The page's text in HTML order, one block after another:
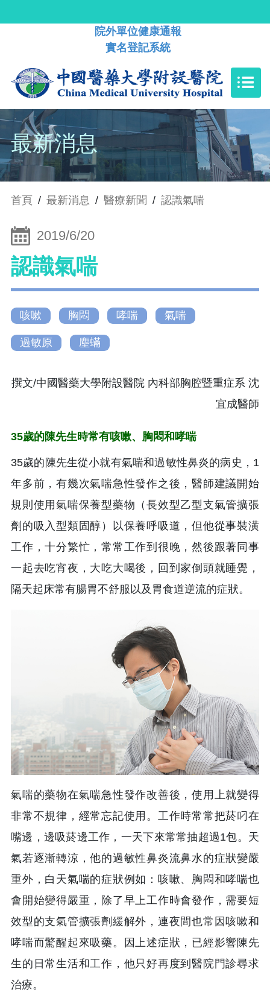
院外單位健康通報
實名登記系統
最新消息
首頁 / 最新消息 / 醫療新聞 / 認識氣喘
2019/6/20
認識氣喘
咳嗽 胸悶 哮喘 氣喘
過敏原 塵蟎
撰文/中國醫藥大學附設醫院 內科部胸腔暨重症系 沈
宜成醫師
35歲的陳先生時常有咳嗽、胸悶和哮喘
35歲的陳先生從小就有氣喘和過敏性鼻炎的病史，1
年多前，有幾次氣喘急性發作之後，醫師建議開始
規則使用氣喘保養型藥物（長效型乙型支氣管擴張
劑的吸入型類固醇）以保養呼吸道，但他從事裝潢
工作，十分繁忙，常常工作到很晚，然後跟著同事
一起去吃宵夜，大吃大喝後，回到家倒頭就睡覺，
隔天起床常有腸胃不舒服以及胃食道逆流的症狀。
氣喘的藥物在氣喘急性發作改善後，使用上就變得
非常不規律，經常忘記使用。工作時常常把菸叼在
嘴邊，邊吸菸邊工作，一天下來常常抽超過1包。天
氣若逐漸轉涼，他的過敏性鼻炎流鼻水的症狀變嚴
重外，白天氣喘的症狀例如：咳嗽、胸悶和哮喘也
會開始變得嚴重，除了早上工作時會發作，需要短
效型的支氣管擴張劑緩解外，連夜間也常因咳嗽和
哮喘而驚醒起來吸藥。因上述症狀，已經影響陳先
生的日常生活和工作，他只好再度到醫院門診尋求
治療。